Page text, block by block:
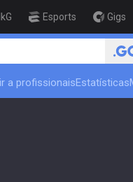
Esports Gigs
a profissionaisEstatísticas